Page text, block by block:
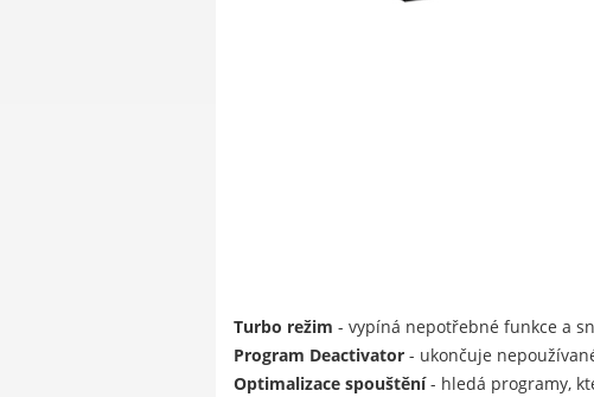
Turbo režim - vypíná nepotřebné funkce a
Program Deactivator - ukončuje
Optimalizace spouštění- hledá programy,